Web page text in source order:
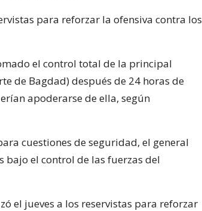
para reforzar la ofensiva contra los
el control total de la principal
de Bagdad) después de 24 horas de
apoderarse de ella, según
cuestiones de seguridad, el general
bajo el control de las fuerzas del
el jueves a los reservistas para reforzar